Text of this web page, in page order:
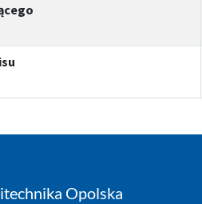
Opolska